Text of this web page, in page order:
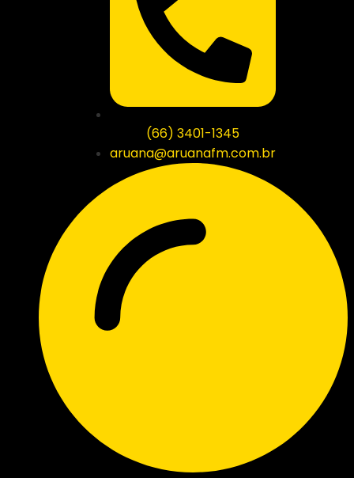
(66) 3401-1345
aruana@aruanafm.com.br